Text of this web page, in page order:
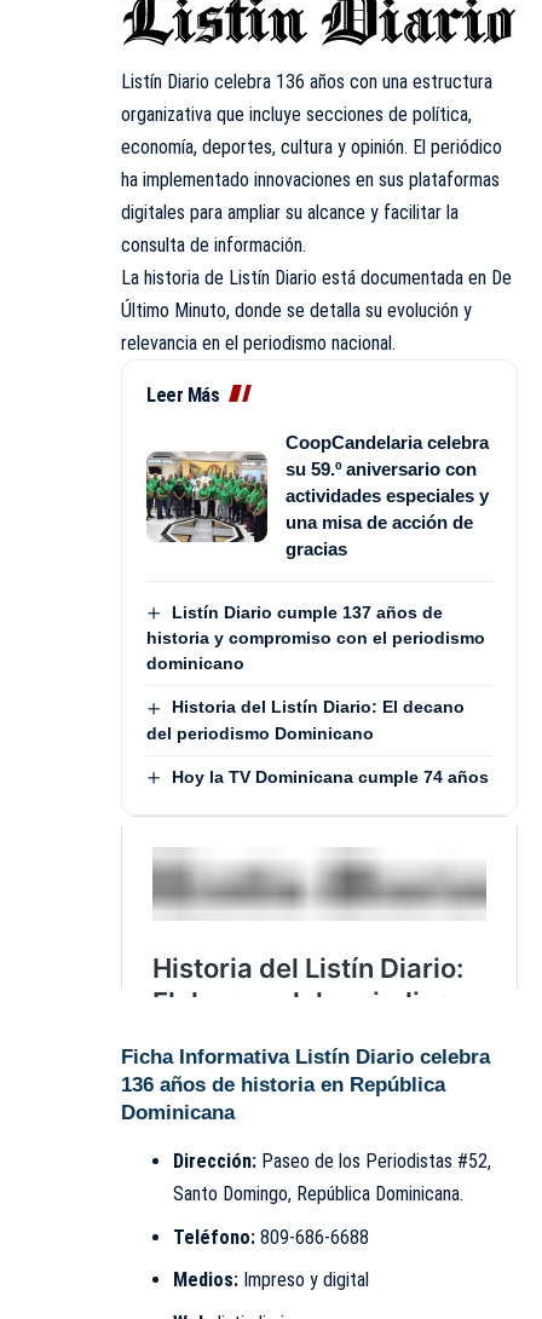
Listín Diario celebra 136 años con una estructura
organizativa que incluye secciones de política,
economía, deportes, cultura y opinión. El periódico
ha implementado innovaciones en sus plataformas
digitales para ampliar su alcance y facilitar la
consulta de información.
La historia de Listín Diario está documentada en De
Último Minuto, donde se detalla su evolución y
relevancia en el periodismo nacional.
Leer Más
CoopCandelaria celebra
su 59.º aniversario con
actividades especiales y
una misa de acción de
gracias
Listín Diario cumple 137 años de
historia y compromiso con el periodismo
dominicano
Historia del Listín Diario: El decano
del periodismo Dominicano
Hoy la TV Dominicana cumple 74 años
Ficha InformativaListín Diario celebra
136 años de historia en República
Dominicana
Dirección:Paseo de los Periodistas #52,
Santo Domingo, República Dominicana.
Teléfono:809-686-6688
Medios:Impreso y digital